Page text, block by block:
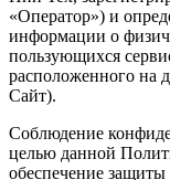
«Оператор») и
информации о
пользующихся
расположенного на
Сайт).
Соблюдение
целью данной
обеспечение